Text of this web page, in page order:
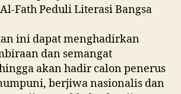
Fath Peduli Literasi Bangsa
ini dapat menghadirkan
dan semangat
akan hadir calon penerus
berjiwa nasionalis dan